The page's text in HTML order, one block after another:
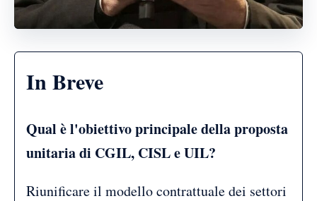
In Breve
Qual è l'obiettivo principale della proposta
unitaria di CGIL, CISL e UIL?
Riunificare il modello contrattuale dei settori